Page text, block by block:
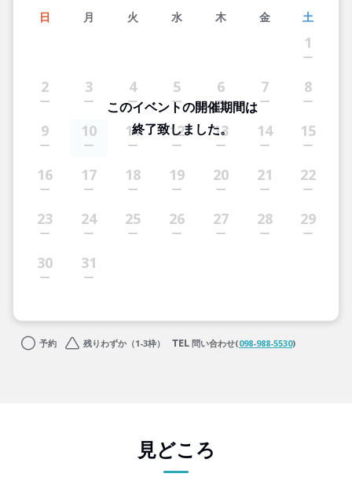
日 月 火 水 木 金 土
1
2 3 4 5 6 7 8
9 10 11 12 13 14 15
16 17 18 19 20 21 22
23 24 25 26 27 28 29
30 31
このイベントの開催期間は
終了致しました。
予約 残りわずか（1-3枠） 問い合わせ(098-988-5530)
見どころ